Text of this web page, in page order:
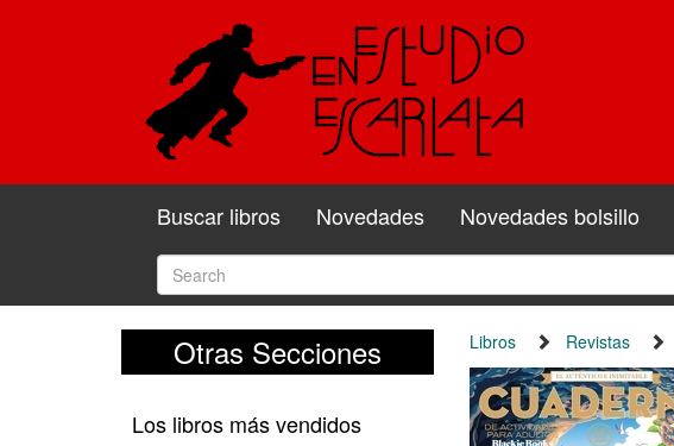
Buscar libros Novedades Novedades bolsillo
Otras Secciones
Los libros más vendidos
Libros Revistas